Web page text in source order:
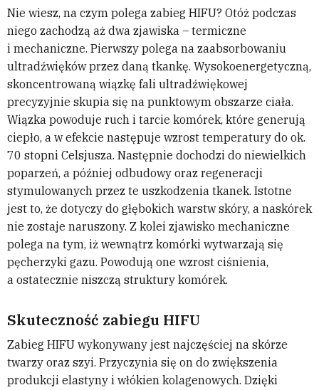
Nie wiesz, na czym polega zabieg HIFU? Otóż podczas
niego zachodzą aż dwa zjawiska – termiczne
i mechaniczne. Pierwszy polega na zaabsorbowaniu
ultradźwięków przez daną tkankę. Wysokoenergetyczną,
skoncentrowaną wiązkę fali ultradźwiękowej
precyzyjnie skupia się na punktowym obszarze ciała.
Wiązka powoduje ruch i tarcie komórek, które generują
ciepło, a w efekcie następuje wzrost temperatury do ok.
70 stopni Celsjusza. Następnie dochodzi do niewielkich
poparzeń, a później odbudowy oraz regeneracji
stymulowanych przez te uszkodzenia tkanek. Istotne
jest to, że dotyczy do głębokich warstw skóry, a naskórek
nie zostaje naruszony. Z kolei zjawisko mechaniczne
polega na tym, iż wewnątrz komórki wytwarzają się
pęcherzyki gazu. Powodują one wzrost ciśnienia,
a ostatecznie niszczą struktury komórek.
Skuteczność zabiegu HIFU
Zabieg HIFU wykonywany jest najczęściej na skórze
twarzy oraz szyi. Przyczynia się on do zwiększenia
produkcji elastyny i włókien kolagenowych. Dzięki